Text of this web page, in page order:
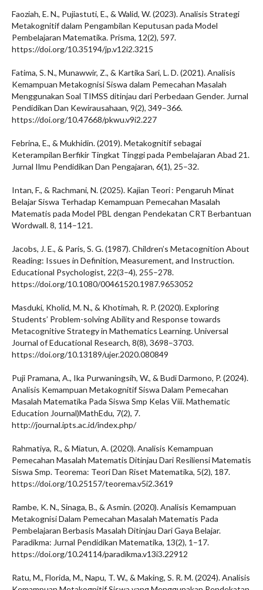
Faoziah, E. N., Pujiastuti, E., & Walid, W. (2023). Analisis Strategi
Metakognitif dalam Pengambilan Keputusan pada Model
Pembelajaran Matematika. Prisma, 12(2), 597.
https://doi.org/10.35194/jp.v12i2.3215
Fatima, S. N., Munawwir, Z., & Kartika Sari, L. D. (2021). Analisis
Kemampuan Metakognisi Siswa dalam Pemecahan Masalah
Menggunakan Soal TIMSS ditinjau dari Perbedaan Gender. Jurnal
Pendidikan Dan Kewirausahaan, 9(2), 349–366.
https://doi.org/10.47668/pkwu.v9i2.227
Febrina, E., & Mukhidin. (2019). Metakognitif sebagai
Keterampilan Berfikir Tingkat Tinggi pada Pembelajaran Abad 21.
Jurnal Ilmu Pendidikan Dan Pengajaran, 6(1), 25–32.
Intan, F., & Rachmani, N. (2025). Kajian Teori : Pengaruh Minat
Belajar Siswa Terhadap Kemampuan Pemecahan Masalah
Matematis pada Model PBL dengan Pendekatan CRT Berbantuan
Wordwall. 8, 114–121.
Jacobs, J. E., & Paris, S. G. (1987). Children’s Metacognition About
Reading: Issues in Definition, Measurement, and Instruction.
Educational Psychologist, 22(3–4), 255–278.
https://doi.org/10.1080/00461520.1987.9653052
Masduki, Kholid, M. N., & Khotimah, R. P. (2020). Exploring
Students’ Problem-solving Ability and Response towards
Metacognitive Strategy in Mathematics Learning. Universal
Journal of Educational Research, 8(8), 3698–3703.
https://doi.org/10.13189/ujer.2020.080849
Puji Pramana, A., Ika Purwaningsih, W., & Budi Darmono, P. (2024).
Analisis Kemampuan Metakognitif Siswa Dalam Pemecahan
Masalah Matematika Pada Siswa Smp Kelas Viii. Mathematic
Education Journal)MathEdu, 7(2), 7.
http://journal.ipts.ac.id/index.php/
Rahmatiya, R., & Miatun, A. (2020). Analisis Kemampuan
Pemecahan Masalah Matematis Ditinjau Dari Resiliensi Matematis
Siswa Smp. Teorema: Teori Dan Riset Matematika, 5(2), 187.
https://doi.org/10.25157/teorema.v5i2.3619
Rambe, K. N., Sinaga, B., & Asmin. (2020). Analisis Kemampuan
Metakognisi Dalam Pemecahan Masalah Matematis Pada
Pembelajaran Berbasis Masalah Ditinjau Dari Gaya Belajar.
Paradikma: Jurnal Pendidikan Matematika, 13(2), 1–17.
https://doi.org/10.24114/paradikma.v13i3.22912
Ratu, M., Florida, M., Napu, T. W., & Making, S. R. M. (2024). Analisis